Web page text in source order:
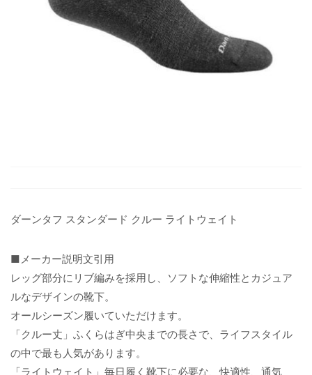
ダーンタフ スタンダード クルー ライトウェイト
■メーカー説明文引用
レッグ部分にリブ編みを採用し、ソフトな伸縮性とカジュア
ルなデザインの靴下。
オールシーズン履いていただけます。
「クルー丈」ふくらはぎ中央までの長さで、ライフスタイル
の中で最も人気があります。
「ライトウェイト」毎日履く靴下に必要な、快適性、通気